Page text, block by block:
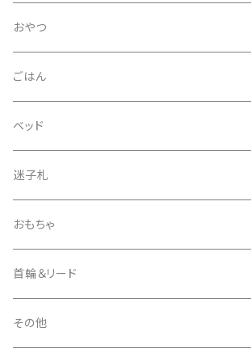
おやつ
ごはん
ベッド
迷子札
おもちゃ
首輪＆リード
その他